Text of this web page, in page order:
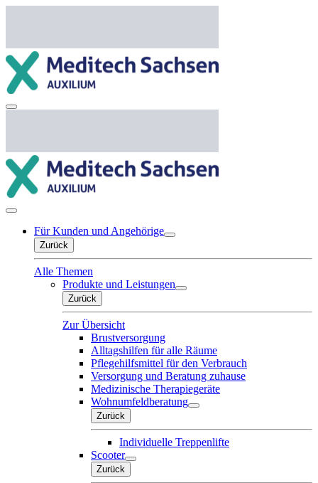
Für Kunden und Angehörige
Zurück
Alle Themen
Produkte und Leistungen
Zurück
Zur Übersicht
Brustversorgung
Alltagshilfen für alle Räume
Pflegehilfsmittel für den Verbrauch
Versorgung und Beratung zuhause
Medizinische Therapiegeräte
Wohnumfeldberatung
Zurück
Individuelle Treppenlifte
Scooter
Zurück